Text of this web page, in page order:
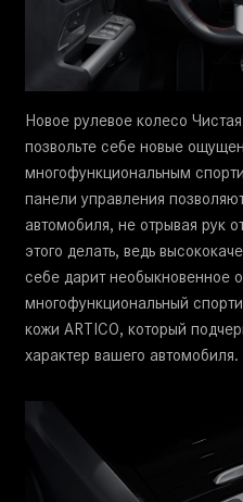
Новое рулевое колесо
позвольте себе новые
многофункциональным
панели управления
автомобиля, не отрывая рук
этого делать, ведь
себе дарит необыкновенное
многофункциональный
кожи ARTICO, который
характер вашего автомобиля.